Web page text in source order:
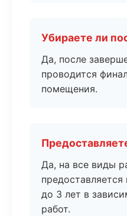
Убираете ли
Да, после
проводится
помещения.
Да, на все виды
предоставляется
до 3 лет в
работ.